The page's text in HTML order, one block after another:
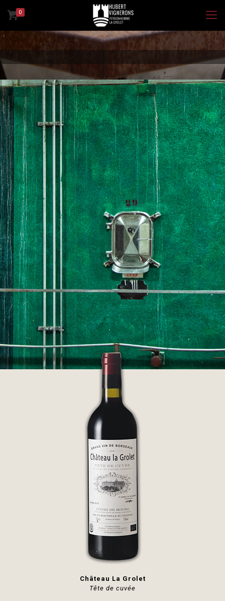
0
L'Atypic
10 000 bouteilles
Disponible dans la boutique
Château La Grolet
Tête de cuvée